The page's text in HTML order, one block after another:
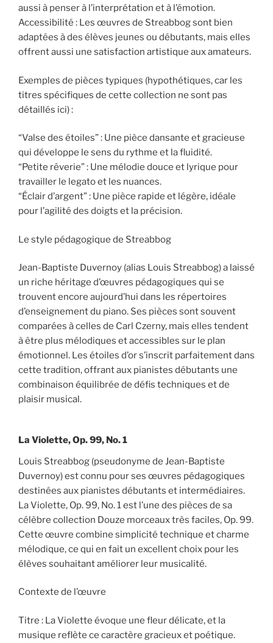
aussi à penser à l’interprétation et à l’émotion.
Accessibilité : Les œuvres de Streabbog sont bien
adaptées à des élèves jeunes ou débutants, mais elles
offrent aussi une satisfaction artistique aux amateurs.
Exemples de pièces typiques (hypothétiques, car les
titres spécifiques de cette collection ne sont pas
détaillés ici) :
“Valse des étoiles” : Une pièce dansante et gracieuse
qui développe le sens du rythme et la fluidité.
“Petite rêverie” : Une mélodie douce et lyrique pour
travailler le legato et les nuances.
“Éclair d’argent” : Une pièce rapide et légère, idéale
pour l’agilité des doigts et la précision.
Le style pédagogique de Streabbog
Jean-Baptiste Duvernoy (alias Louis Streabbog) a laissé
un riche héritage d’œuvres pédagogiques qui se
trouvent encore aujourd’hui dans les répertoires
d’enseignement du piano. Ses pièces sont souvent
comparées à celles de Carl Czerny, mais elles tendent
à être plus mélodiques et accessibles sur le plan
émotionnel. Les étoiles d’or s’inscrit parfaitement dans
cette tradition, offrant aux pianistes débutants une
combinaison équilibrée de défis techniques et de
plaisir musical.
La Violette, Op. 99, No. 1
Louis Streabbog (pseudonyme de Jean-Baptiste
Duvernoy) est connu pour ses œuvres pédagogiques
destinées aux pianistes débutants et intermédiaires.
La Violette, Op. 99, No. 1 est l’une des pièces de sa
célèbre collection Douze morceaux très faciles, Op. 99.
Cette œuvre combine simplicité technique et charme
mélodique, ce qui en fait un excellent choix pour les
élèves souhaitant améliorer leur musicalité.
Contexte de l’œuvre
Titre : La Violette évoque une fleur délicate, et la
musique reflète ce caractère gracieux et poétique.